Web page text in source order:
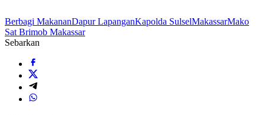
Berbagi MakananDapur LapanganKapolda SulselMakassarMako
Sat Brimob Makassar
Sebarkan